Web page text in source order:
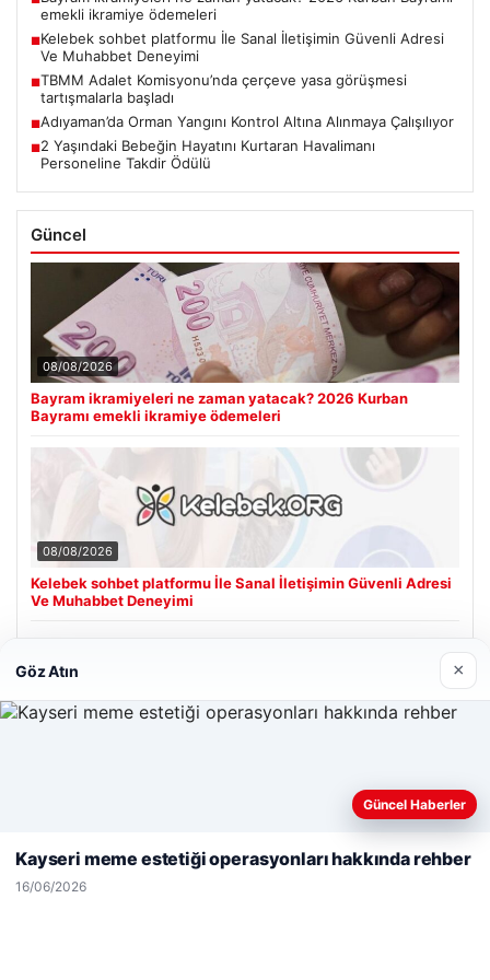
emekli ikramiye ödemeleri
■Kelebek sohbet platformu İle Sanal İletişimin Güvenli Adresi
Ve Muhabbet Deneyimi
■TBMM Adalet Komisyonu’nda çerçeve yasa görüşmesi
tartışmalarla başladı
■Adıyaman’da Orman Yangını Kontrol Altına Alınmaya Çalışılıyor
■2 Yaşındaki Bebeğin Hayatını Kurtaran Havalimanı
Personeline Takdir Ödülü
Güncel
08/08/2026
Bayram ikramiyeleri ne zaman yatacak? 2026 Kurban
Bayramı emekli ikramiye ödemeleri
08/08/2026
Kelebek sohbet platformu İle Sanal İletişimin Güvenli Adresi
Ve Muhabbet Deneyimi
Web sitemizi nasıl kullandığınızı daha iyi anlayabilmek,
deneyiminizi kişiselleştirmek ve geliştirmek amacıyla çerezler
Kabul Et
Göz Atın ×
Güncel Haberler
Kayseri meme estetiği operasyonları hakkında rehber
16/06/2026